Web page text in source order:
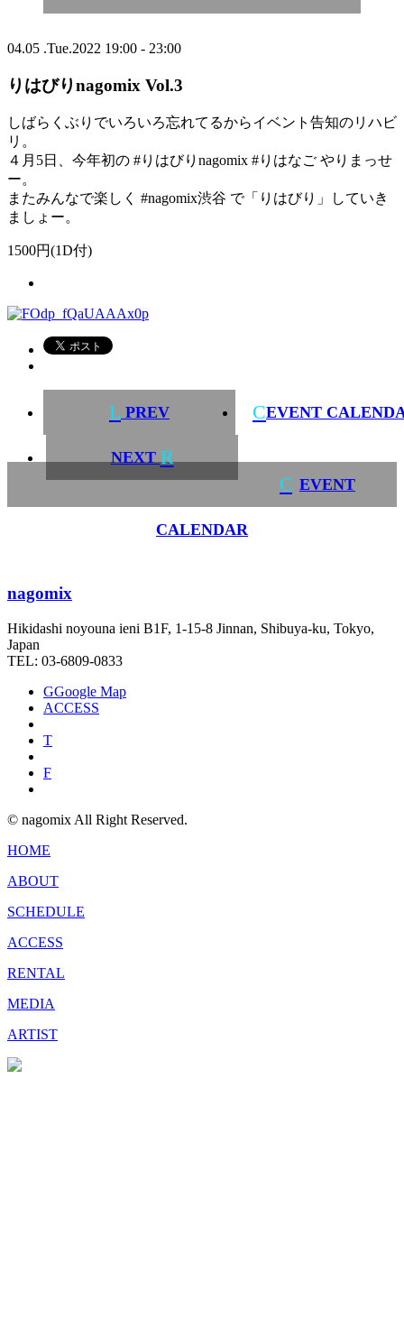
04.05 .Tue.2022 19:00 - 23:00
りはびりnagomix Vol.3
しばらくぶりでいろいろ忘れてるからイベント告知のリハビ
リ。
４月5日、今年初の #りはびりnagomix #りはなご やりまっせ
ー。
またみんなで楽しく #nagomix渋谷 で「りはびり」していき
ましょー。
1500円(1D付)
L PREV CEVENT
NEXTR
C EVENT
CALENDAR
nagomix
Hikidashi noyouna ieni B1F, 1-15-8 Jinnan, Shibuya-ku, Tokyo,
Japan
TEL: 03-6809-0833
GGoogle Map
ACCESS
T
F
© nagomix All Right Reserved.
HOME
ABOUT
SCHEDULE
ACCESS
RENTAL
MEDIA
ARTIST